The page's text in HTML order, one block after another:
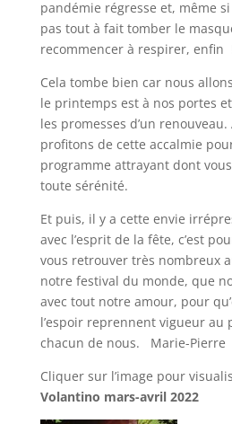
pandémie régresse et, même
pas tout à fait tomber le
recommencer à respirer, enfin
Cela tombe bien car nous
le printemps est à nos portes
les promesses d’un renouveau.
profitons de cette accalmie
programme attrayant dont
toute sérénité.
Et puis, il y a cette envie
avec l’esprit de la fête, c’est
vous retrouver très nombreux
notre festival du monde, que
avec tout notre amour, pour
l’espoir reprennent vigueur au
chacun de nous. Marie-Pierre
Cliquer sur l’image pour
Volantino mars-avril 2022